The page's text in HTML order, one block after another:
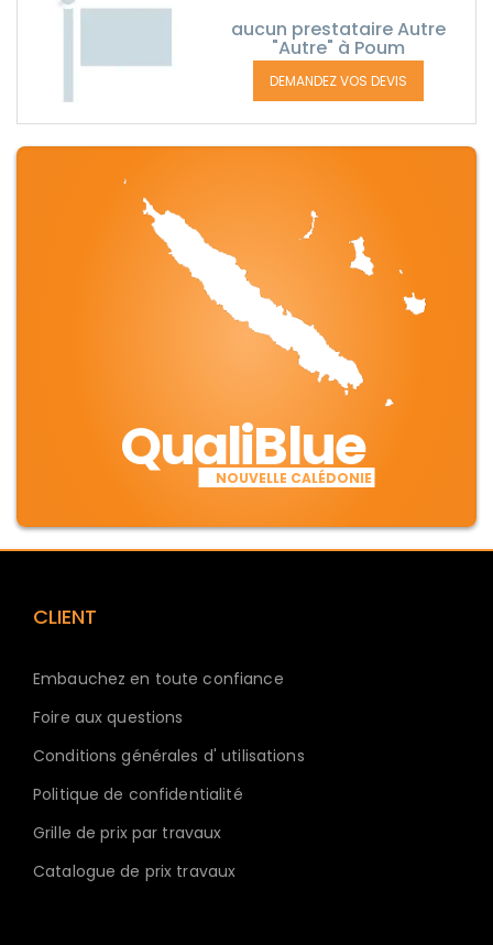
aucun prestataire Autre
"Autre" à Poum
DEMANDEZ VOS DEVIS
QualiBlue
NOUVELLE CALÉDONIE
CLIENT
Embauchez en toute confiance
Foire aux questions
Conditions générales d' utilisations
Politique de confidentialité
Grille de prix par travaux
Catalogue de prix travaux